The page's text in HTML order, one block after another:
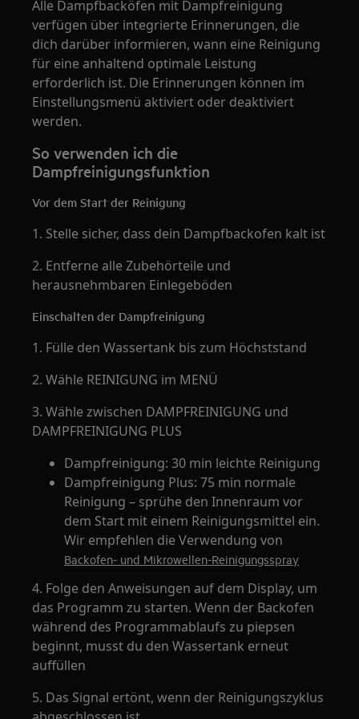
Alle Dampfbacköfen mit Dampfreinigung
verfügen über integrierte Erinnerungen, die
dich darüber informieren, wann eine Reinigung
für eine anhaltend optimale Leistung
erforderlich ist. Die Erinnerungen können im
Einstellungsmenü aktiviert oder deaktiviert
werden.
So verwenden ich die
Dampfreinigungsfunktion
Vor dem Start der Reinigung
1. Stelle sicher, dass dein Dampfbackofen kalt ist
2. Entferne alle Zubehörteile und
herausnehmbaren Einlegeböden
Einschalten der Dampfreinigung
1. Fülle den Wassertank bis zum Höchststand
2. Wähle REINIGUNG im MENÜ
3. Wähle zwischen DAMPFREINIGUNG und
DAMPFREINIGUNG PLUS
Dampfreinigung: 30 min leichte Reinigung
Dampfreinigung Plus: 75 min normale
Reinigung – sprühe den Innenraum vor
dem Start mit einem Reinigungsmittel ein.
Wir empfehlen die Verwendung von
Backofen- und Mikrowellen-Reinigungsspray
4. Folge den Anweisungen auf dem Display, um
das Programm zu starten. Wenn der Backofen
während des Programmablaufs zu piepsen
beginnt, musst du den Wassertank erneut
auffüllen
5. Das Signal ertönt, wenn der Reinigungszyklus